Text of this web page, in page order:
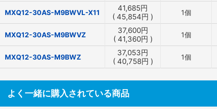
MXQ12-30AS-M9BWVL-X11 41,685円
( 45,854円 ) 1個
MXQ12-30AS-M9BWVZ 37,600円
( 41,360円 ) 1個
MXQ12-30AS-M9BWZ 37,053円
( 40,758円 ) 1個
よく一緒に購入されている商品